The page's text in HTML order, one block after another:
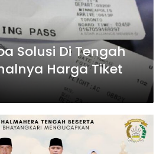
Solusi Di Tengah
Harga Tiket